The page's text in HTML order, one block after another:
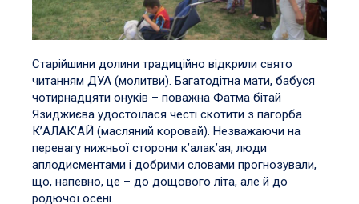
Старійшини долини традиційно відкрили свято
читанням ДУА (молитви). Багатодітна мати, бабуся
чотирнадцяти онуків – поважна Фатма бітай
Язиджиєва удостоїлася честі скотити з пагорба
К’АЛАК’АЙ (масляний коровай). Незважаючи на
перевагу нижньої сторони к’алак’ая, люди
аплодисментами і добрими словами прогнозували,
що, напевно, це – до дощового літа, але й до
родючої осені.